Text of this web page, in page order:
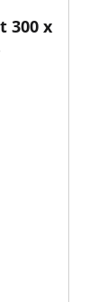
300 x